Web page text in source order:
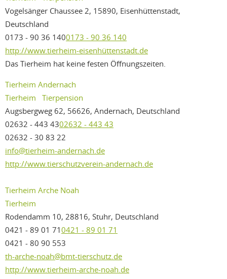
Vogelsänger Chaussee 2, 15890, Eisenhüttenstadt,
Deutschland
0173 - 90 36 1400173 - 90 36 140
http://www.tierheim-eisenhüttenstadt.de
Das Tierheim hat keine festen Öffnungszeiten.
Tierheim Andernach
Tierheim
Tierpension
Augsbergweg 62, 56626, Andernach, Deutschland
02632 - 443 4302632 - 443 43
02632 - 30 83 22
info@tierheim-andernach.de
http://www.tierschutzverein-andernach.de
Tierheim Arche Noah
Tierheim
Rodendamm 10, 28816, Stuhr, Deutschland
0421 - 89 01 710421 - 89 01 71
0421 - 80 90 553
th-arche-noah@bmt-tierschutz.de
http://www.tierheim-arche-noah.de